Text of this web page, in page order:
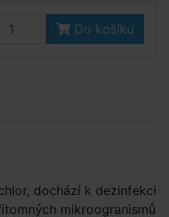
Do košíku
dochází k dezinfekci
mikroogranismů